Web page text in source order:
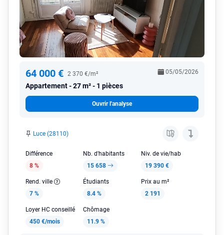
64 000 € 2 370 €/m²
Appartement 27 m² - 1 pièces
05/05/2026
Ouvrir l'analyse
Luce (28110)
Différence
8 %
Nb. d'habitants
15 658
Niv. de vie/hab
19 390 €
Rend. ville
7 %
Étudiants
8.4 %
Prix au m²
2 191
Loyer HC conseillé
450 €/mois
Chômage
11.9 %